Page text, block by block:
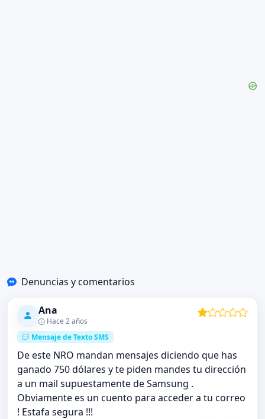
Denuncias y comentarios
Ana
Hace 2 años
Mensaje de Texto SMS
De este NRO mandan mensajes diciendo que has
ganado 750 dólares y te piden mandes tu dirección
a un mail supuestamente de Samsung .
Obviamente es un cuento para acceder a tu correo
! Estafa segura !!!